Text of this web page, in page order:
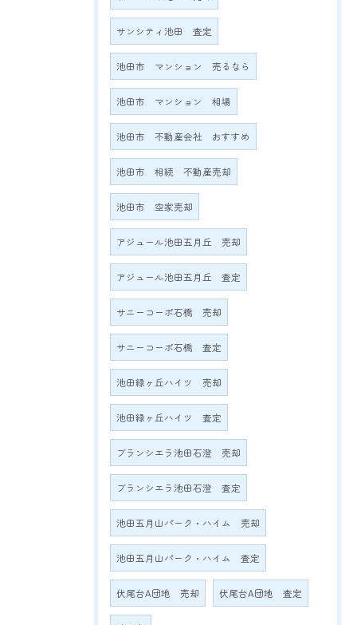
サンシティ池田 査定
池田市 マンション 売るなら
池田市 マンション 相場
池田市 不動産会社 おすすめ
池田市 相続 不動産売却
池田市 空家売却
アジュール池田五月丘 売却
アジュール池田五月丘 査定
サニーコーポ石橋 売却
サニーコーポ石橋 査定
池田緑ヶ丘ハイツ 売却
池田緑ヶ丘ハイツ 査定
ブランシエラ池田石澄 売却
ブランシエラ池田石澄 査定
池田五月山パーク・ハイム 売却
池田五月山パーク・ハイム 査定
伏尾台A団地 売却 伏尾台A団地 査定